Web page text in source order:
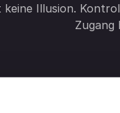
Illusion.
Zugang